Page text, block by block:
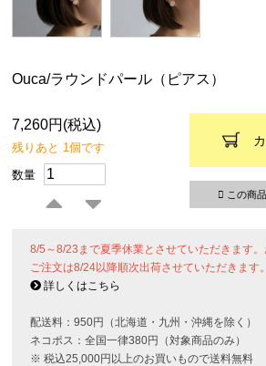
Ouca/ラウンドパール（ピアス）
7,260円(税込)
残りあと 1個です
数量
この商
8/5～8/23まで夏季休業とさせていただきます
ご注文は8/24以降順次出荷させていただきます。
詳しくはこちら
配送料：950円（北海道・九州・沖縄を除く）
ネコポス：全国一律380円（対象商品のみ）
※ 税込25,000円以上のお買いもので送料無料